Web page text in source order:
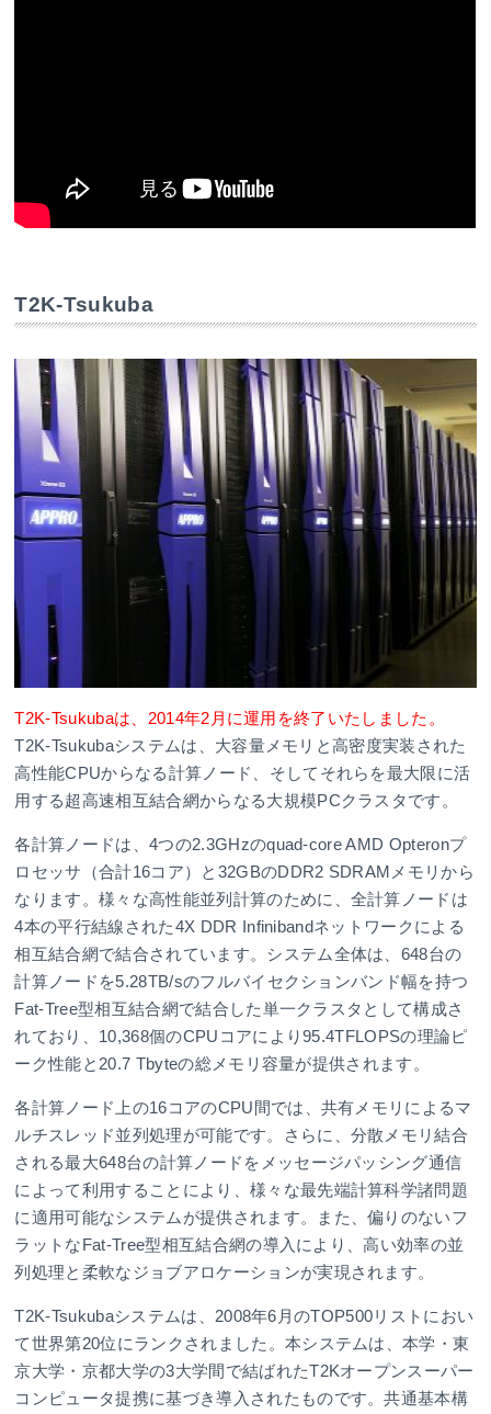
T2K-Tsukuba
T2K-Tsukubaは、2014年2月に運用を終了いたしました。
T2K-Tsukubaシステムは、大容量メモリと高密度実装された
高性能CPUからなる計算ノード、そしてそれらを最大限に活
用する超高速相互結合網からなる大規模PCクラスタです。
各計算ノードは、4つの2.3GHzのquad-core AMD Opteronプ
ロセッサ（合計16コア）と32GBのDDR2 SDRAMメモリから
なります。様々な高性能並列計算のために、全計算ノードは
4本の平行結線された4X DDR Infinibandネットワークによる
相互結合網で結合されています。システム全体は、648台の
計算ノードを5.28TB/sのフルバイセクションバンド幅を持つ
Fat-Tree型相互結合網で結合した単一クラスタとして構成さ
れており、10,368個のCPUコアにより95.4TFLOPSの理論ピ
ーク性能と20.7 Tbyteの総メモリ容量が提供されます。
各計算ノード上の16コアのCPU間では、共有メモリによるマ
ルチスレッド並列処理が可能です。さらに、分散メモリ結合
される最大648台の計算ノードをメッセージパッシング通信
によって利用することにより、様々な最先端計算科学諸問題
に適用可能なシステムが提供されます。また、偏りのないフ
ラットなFat-Tree型相互結合網の導入により、高い効率の並
列処理と柔軟なジョブアロケーションが実現されます。
T2K-Tsukubaシステムは、2008年6月のTOP500リストにおい
て世界第20位にランクされました。本システムは、本学・東
京大学・京都大学の3大学間で結ばれたT2Kオープンスーパー
コンピュータ提携に基づき導入されたものです。共通基本構